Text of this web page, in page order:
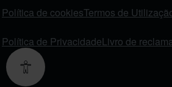
Política de cookiesTermos de
Política de PrivacidadeLivro de